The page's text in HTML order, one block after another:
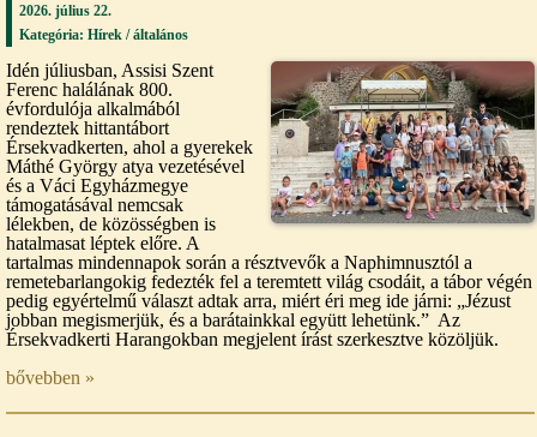
2026. július 22.
Kategória: Hírek /általános
Idén júliusban, Assisi Szent
Ferenc halálának 800.
évfordulója alkalmából
rendeztek hittantábort
Érsekvadkerten, ahol a gyerekek
Máthé György atya vezetésével
és a Váci Egyházmegye
támogatásával nemcsak
lélekben, de közösségben is
hatalmasat léptek előre. A
tartalmas mindennapok során a résztvevők a Naphimnusztól a
remetebarlangokig fedezték fel a teremtett világ csodáit, a tábor végén
pedig egyértelmű választ adtak arra, miért éri meg ide járni: „Jézust
jobban megismerjük, és a barátainkkal együtt lehetünk.” Az
Érsekvadkerti Harangokban megjelent írást szerkesztve közöljük.
bővebben »